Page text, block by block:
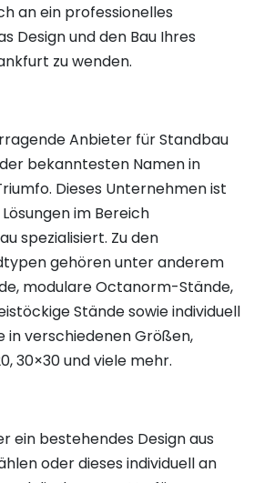
an ein professionelles
Design und den Bau Ihres
zu wenden.
Anbieter für Standbau
bekanntesten Namen in
Dieses Unternehmen ist
im Bereich
spezialisiert. Zu den
gehören unter anderem
modulare Octanorm-Stände,
Stände sowie individuell
verschiedenen Größen,
30×30 und viele mehr.
ein bestehendes Design aus
oder dieses individuell an